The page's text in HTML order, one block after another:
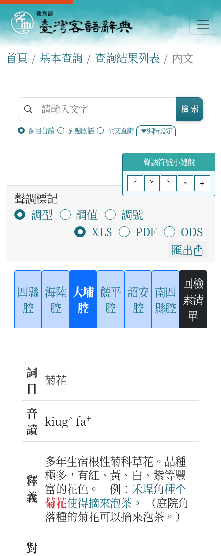
首頁 基本查詢 查詢結果列表 內文
詞目音讀 對應國語 全文查詢 進階設定
檢 索
聲調符號小鍵盤
ˊ
ˇ ˋ ^ +
聲調標記
調型
調值
調號
XLS
PDF
ODS
匯出
四縣
腔
海陸
腔
大埔
腔
饒平
腔
詔安
腔
南四
縣腔
回檢
索清
單
詞
目
菊花
音
讀
kiug^ fa+
釋
義
多年生宿根性菊科草花。品種
極多，有紅、黃、白、紫等豐
富的花色。
例： 禾埕角種个
菊花使得摘來泡茶 。
（庭院角
落種的菊花可以摘來泡茶。）
對